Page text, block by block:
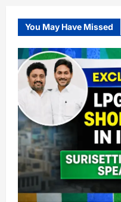
You May Have Missed